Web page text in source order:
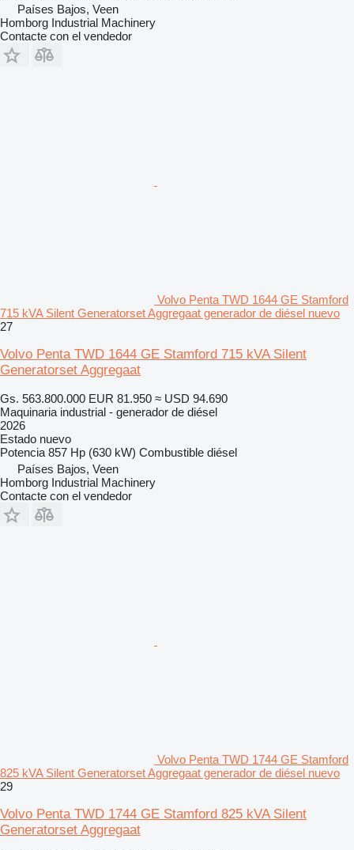
Países Bajos, Veen
Homborg Industrial Machinery
Contacte con el vendedor
Volvo Penta TWD 1644 GE Stamford
715 kVA Silent Generatorset Aggregaat generador de diésel nuevo
27
Volvo Penta TWD 1644 GE Stamford 715 kVA Silent
Generatorset Aggregaat
Gs. 563.800.000 EUR 81.950 ≈ USD 94.690
Maquinaria industrial - generador de diésel
2026
Estado nuevo
Potencia 857 Hp (630 kW) Combustible diésel
Países Bajos, Veen
Homborg Industrial Machinery
Contacte con el vendedor
Volvo Penta TWD 1744 GE Stamford
825 kVA Silent Generatorset Aggregaat generador de diésel nuevo
29
Volvo Penta TWD 1744 GE Stamford 825 kVA Silent
Generatorset Aggregaat